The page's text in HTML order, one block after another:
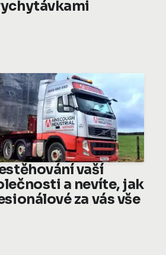
vaší
a nevíte, jak
za vás vše